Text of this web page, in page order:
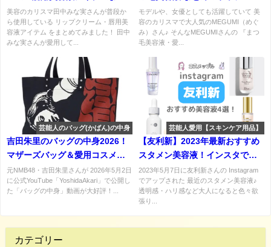
め♡田中みな実さん愛用のリッ
プケアアイテムはこれ♪
美容のカリスマ田中みな実さんが普段か
ら使用している リップクリーム・唇用美
容液アイテム をまとめてみました！ 田中
みな実さんが愛用して...
ディクト・ファーマフーズなど
モデルや、女優としても活躍していて 美
容のカリスマで大人気のMEGUMI（めぐ
み）さん♪ そんなMEGUMIさんの 『まつ
毛美容液・愛...
芸能人のバッグ(かばん)の中身
吉田朱里のバッグの中身2026！
マザーズバッグ＆愛用コスメを
全部見せ♡【What's in my
bag】
元NMB48・吉田朱里さんが 2026年5月2日
に公式YouTube「YoshidaAkari」で公開し
た「バッグの中身」動画が大好評！...
芸能人愛用【スキンケア用品】
【友利新】2023年最新おすすめ
スタメン美容液！インスタで紹
介した美容液について詳しくま
とめ！
2023年5月7日に友利新さんの Instagram
でアップされた 最近のスタメン美容液♪
透明感・ハリ感など大人になると色々欲
張り...
カテゴリー